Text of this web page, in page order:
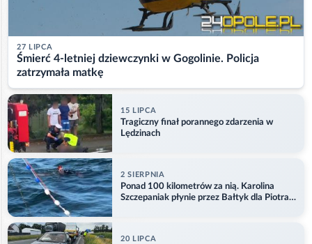
27 LIPCA
Śmierć 4-letniej dziewczynki w Gogolinie. Policja
zatrzymała matkę
15 LIPCA
Tragiczny finał porannego zdarzenia w
Lędzinach
2 SIERPNIA
Ponad 100 kilometrów za nią. Karolina
Szczepaniak płynie przez Bałtyk dla Piotra.
20 LIPCA